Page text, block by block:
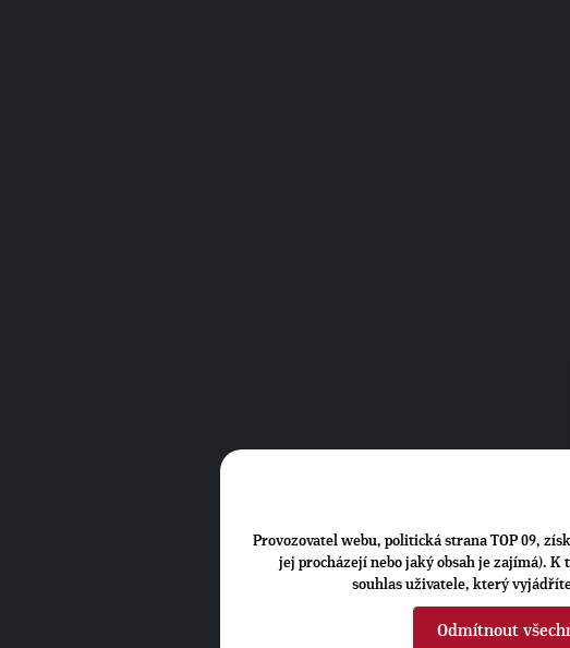
Provozovatel webu, politická strana TOP 09,
jej procházejí nebo jaký obsah je zajímá).
souhlas uživatele, který
Odmítnout